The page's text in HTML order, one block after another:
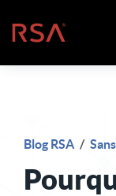
Accueil
Blog RSA /